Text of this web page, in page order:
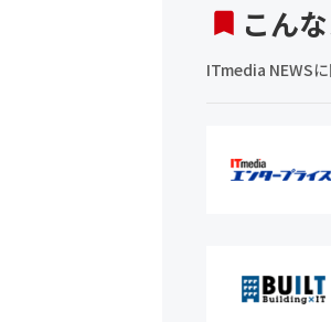
こん
ITmedia NEWS